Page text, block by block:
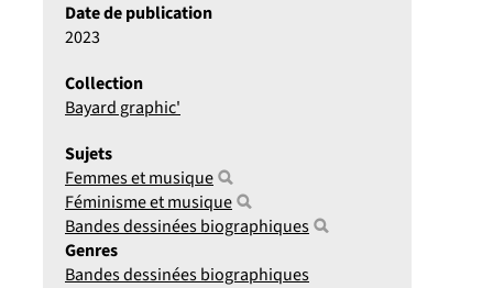
Date de publication
2023
Collection
Bayard graphic'
Sujets
Femmes et musique
Féminisme et musique
Bandes dessinées biographiques
Genres
Bandes dessinées biographiques